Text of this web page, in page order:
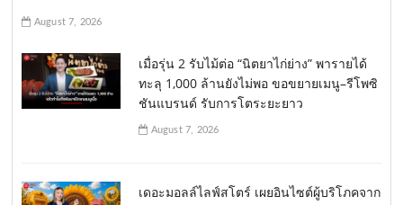
August 7, 2026
เมื่อรุ่น 2 รับไม้ต่อ “นิตยาไก่ย่าง” พารายได้
ทะลุ 1,000 ล้านยังไม่พอ ขอขยายเมนู–รีโพซิ
ชันแบรนด์ รับการโตระยะยาว
August 7, 2026
เดอะมอลล์ไลฟ์สโตร์ เผยอินไซต์ผู้บริโภคจาก